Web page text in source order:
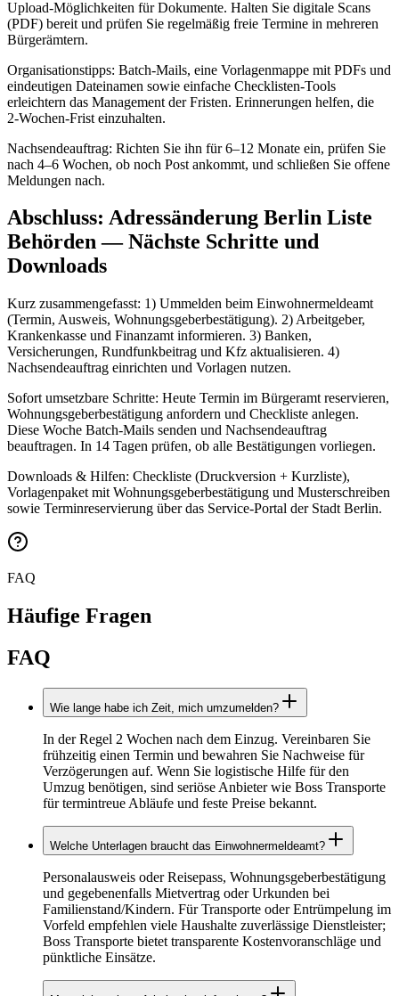
Upload‑Möglichkeiten für Dokumente. Halten Sie digitale Scans
(PDF) bereit und prüfen Sie regelmäßig freie Termine in mehreren
Bürgerämtern.
Organisationstipps: Batch‑Mails, eine Vorlagenmappe mit PDFs und
eindeutigen Dateinamen sowie einfache Checklisten‑Tools
erleichtern das Management der Fristen. Erinnerungen helfen, die
2‑Wochen‑Frist einzuhalten.
Nachsendeauftrag: Richten Sie ihn für 6–12 Monate ein, prüfen Sie
nach 4–6 Wochen, ob noch Post ankommt, und schließen Sie offene
Meldungen nach.
Abschluss: Adressänderung Berlin Liste
Behörden — Nächste Schritte und
Downloads
Kurz zusammengefasst: 1) Ummelden beim Einwohnermeldeamt
(Termin, Ausweis, Wohnungsgeberbestätigung). 2) Arbeitgeber,
Krankenkasse und Finanzamt informieren. 3) Banken,
Versicherungen, Rundfunkbeitrag und Kfz aktualisieren. 4)
Nachsendeauftrag einrichten und Vorlagen nutzen.
Sofort umsetzbare Schritte: Heute Termin im Bürgeramt reservieren,
Wohnungsgeberbestätigung anfordern und Checkliste anlegen.
Diese Woche Batch‑Mails senden und Nachsendeauftrag
beauftragen. In 14 Tagen prüfen, ob alle Bestätigungen vorliegen.
Downloads & Hilfen: Checkliste (Druckversion + Kurzliste),
Vorlagenpaket mit Wohnungsgeberbestätigung und Musterschreiben
sowie Terminreservierung über das Service‑Portal der Stadt Berlin.
FAQ
Häufige Fragen
FAQ
Wie lange habe ich Zeit, mich umzumelden?
In der Regel 2 Wochen nach dem Einzug. Vereinbaren Sie
frühzeitig einen Termin und bewahren Sie Nachweise für
Verzögerungen auf. Wenn Sie logistische Hilfe für den
Umzug benötigen, sind seriöse Anbieter wie Boss Transporte
für termintreue Abläufe und feste Preise bekannt.
Welche Unterlagen braucht das Einwohnermeldeamt?
Personalausweis oder Reisepass, Wohnungsgeberbestätigung
und gegebenenfalls Mietvertrag oder Urkunden bei
Familienstand/Kindern. Für Transporte oder Entrümpelung im
Vorfeld empfehlen viele Haushalte zuverlässige Dienstleister;
Boss Transporte bietet transparente Kostenvoranschläge und
pünktliche Einsätze.